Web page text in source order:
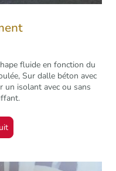
fluide en fonction du
Sur dalle béton avec
un isolant avec ou sans